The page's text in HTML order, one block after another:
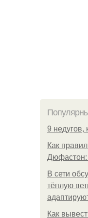
9 недугов,
Как
Дюфастон:
В cети
тёплую
Как